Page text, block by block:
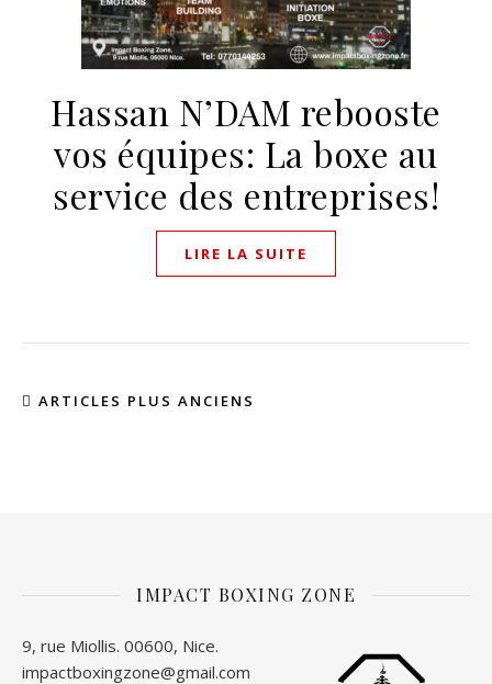
Hassan N’DAM rebooste
vos équipes: La boxe au
service des entreprises!
LIRE LA SUITE
ARTICLES PLUS ANCIENS
IMPACT BOXING ZONE
9, rue Miollis. 00600, Nice.
impactboxingzone@gmail.com